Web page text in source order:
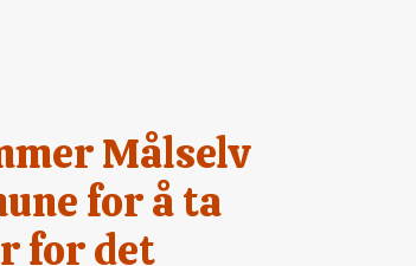
Målselv
for å ta
for det